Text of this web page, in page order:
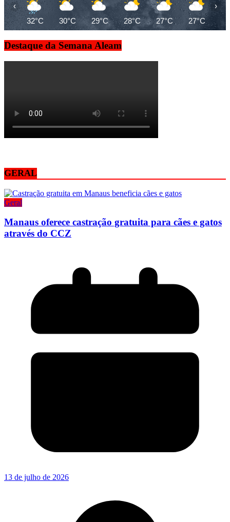
32°C 30°C 29°C 28°C 27°C 27°C
‹ ›
Destaque da Semana Aleam
GERAL
Geral
Manaus oferece castração gratuita para cães e gatos
através do CCZ
13 de julho de 2026